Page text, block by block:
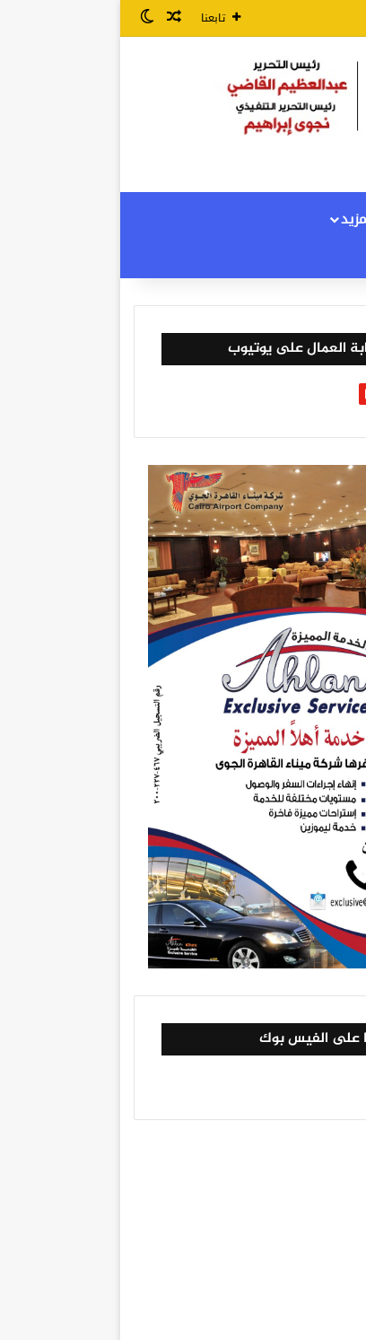
تابعنا مقال عشوائي
الوضع المظلم
العمال على يوتيوب
على الفيس بوك